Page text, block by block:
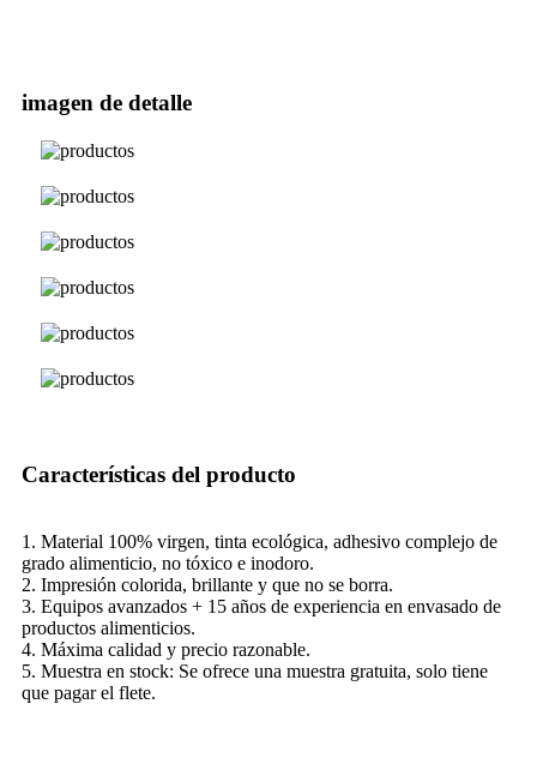
imagen de detalle
Características del producto
1. Material 100% virgen, tinta ecológica, adhesivo complejo de
grado alimenticio, no tóxico e inodoro.
2. Impresión colorida, brillante y que no se borra.
3. Equipos avanzados + 15 años de experiencia en envasado de
productos alimenticios.
4. Máxima calidad y precio razonable.
5. Muestra en stock: Se ofrece una muestra gratuita, solo tiene
que pagar el flete.